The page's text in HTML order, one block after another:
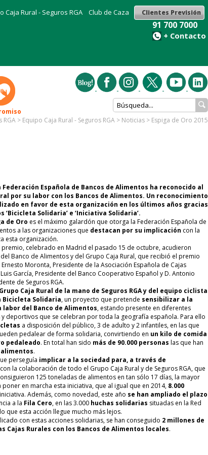
Clientes Previsión
Caja Rural - Seguros RGA Club de Caza
91 700 7000
+ Contacto
RGA > Equipo Caja Rural - Seguros RGA > Noticias > Espiga de Oro 2015
Federación Española de Bancos de Alimentos ha reconocido al
por su labor con los Bancos de Alimentos. Un reconocimiento
en favor de esta organización en los últimos años gracias
‘Bicicleta Solidaria’ e ‘Iniciativa Solidaria’.
de Oro es el máximo galardón que otorga la Federación Española de
a las organizaciones que destacan por su implicación con la
esta organización.
premio, celebrado en Madrid el pasado 15 de octubre, acudieron
Banco de Alimentos y del Grupo Caja Rural, que recibió el premio
Moronta, Presidente de la Asociación Española de Cajas
Luis García, Presidente del Banco Cooperativo Español y D. Antonio
de Seguros RGA.
Grupo Caja Rural de la mano de Seguros RGA y del equipo ciclista
Bicicleta Solidaria, un proyecto que pretende sensibilizar a la
labor del Banco de Alimentos, estando presente en diferentes
deportivos que se celebran por toda la geografía española. Para ello
a disposición del público, 3 de adulto y 2 infantiles, en las que
pedalear de forma solidaria, convirtiendo en un kilo de comida
pedaleado. En total han sido más de 90.000 personas las que han
.
perseguía implicar a la sociedad para, a través de
la colaboración de todo el Grupo Caja Rural y de Seguros RGA, que
125 toneladas de alimentos en tan sólo 17 días, la mayor
en marcha esta iniciativa, que al igual que en 2014, 8.000
Además, como novedad, este año se han ampliado el plazo
a la Fila Cero, en las 3.000 huchas solidarias situadas en la Red
que esta acción llegue mucho más lejos.
con estas acciones solidarias, se han conseguido 2 millones de
Cajas Rurales con los Bancos de Alimentos locales.